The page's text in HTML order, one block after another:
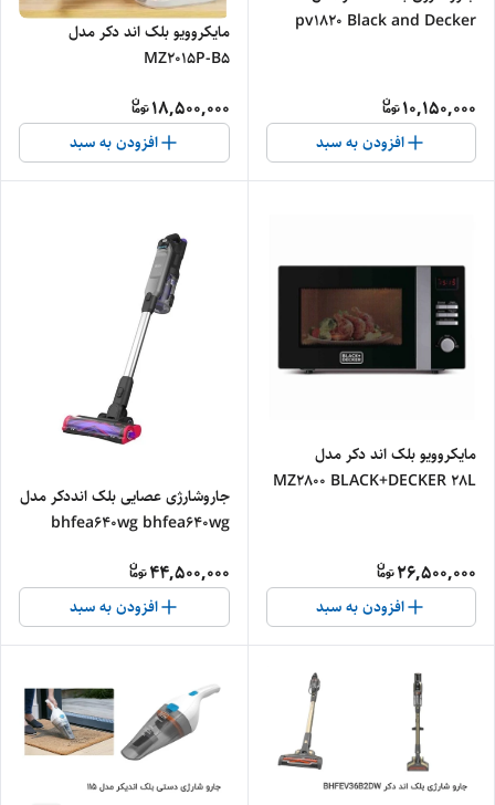
pv1820 Black and Decker
10,150,000
افزودن به سبد
مایکروویو بلک اند دکر مدل
MZ2015P-B5
18,500,000
افزودن به سبد
مایکروویو بلک اند دکر مدل
MZ2800 BLACK+DECKER 28L
26,500,000
افزودن به سبد
جاروشارژی عصایی بلک انددکر مدل
bhfea640wg bhfea640wg
44,500,000
افزودن به سبد